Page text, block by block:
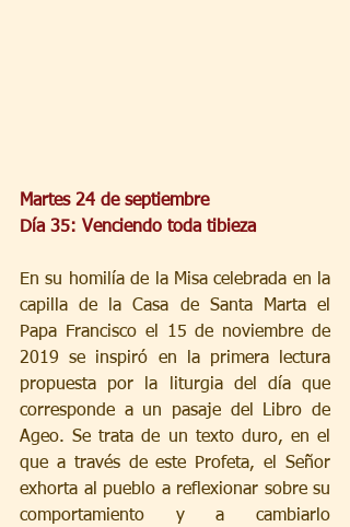
Martes 24 de septiembre
Día 35: Venciendo toda tibieza
En su homilía de la Misa celebrada en la
capilla de la Casa de Santa Marta el
Papa Francisco el 15 de noviembre de
2019 se inspiró en la primera lectura
propuesta por la liturgia del día que
corresponde a un pasaje del Libro de
Ageo. Se trata de un texto duro, en el
que a través de este Profeta, el Señor
exhorta al pueblo a reflexionar sobre su
comportamiento y a cambiarlo